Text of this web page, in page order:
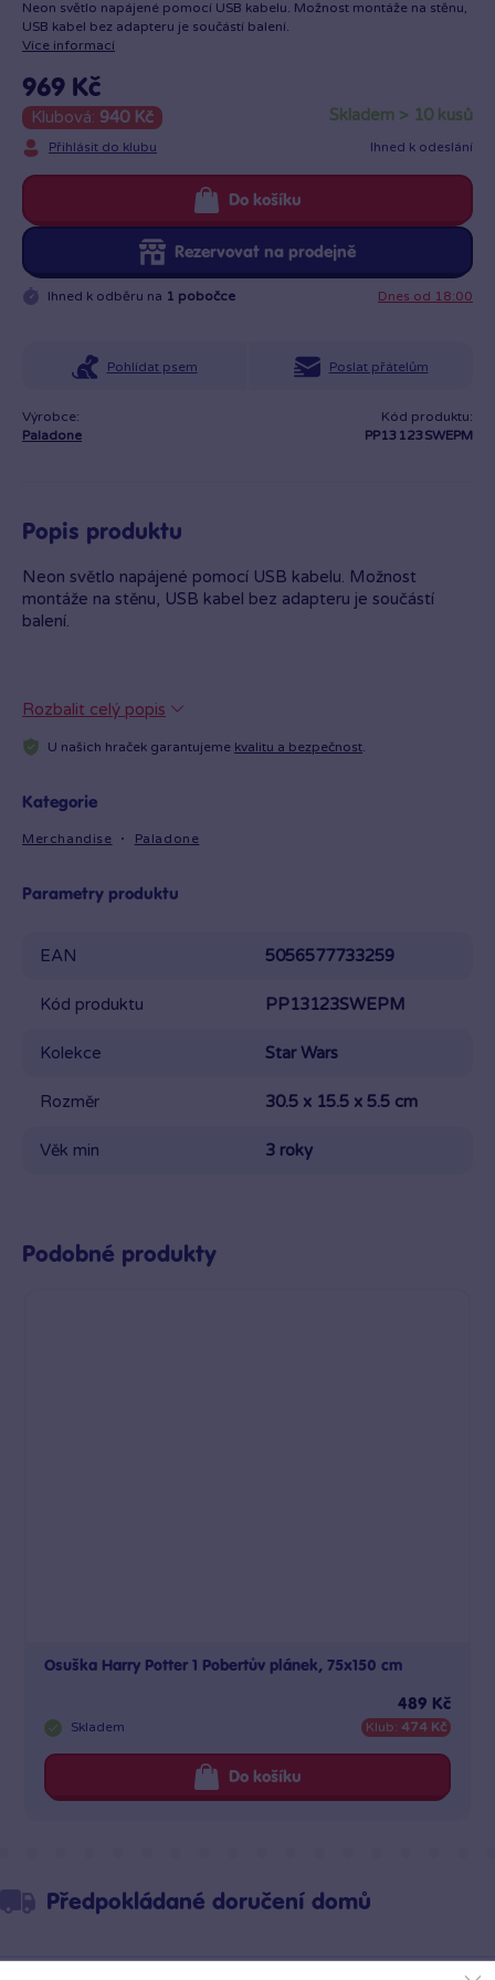
Neon světlo napájené pomocí USB kabelu. Možnost montáže na stěnu,
USB kabel bez adapteru je součástí balení.
Více informací
969 Kč
Klubová: 940 Kč
Přihlásit do klubu
skladem > 10 kusů
Ihned k odeslání
Rezervovat na prodejně
Do košíku
Ihned k odběru na 1 pobočce Dnes od 18:00
Pohlídat psem Poslat přátelům
Výrobce:
Paladone
Kód produktu:
PP13123SWEPM
Popis produktu
Neon světlo napájené pomocí USB kabelu. Možnost
montáže na stěnu, USB kabel bez adapteru je součástí
balení.
Rozbalit celý popis
U našich hraček garantujeme kvalitu a bezpečnost.
Kategorie
Merchandise Paladone
Parametry produktu
EAN 5056577733259
Kód produktu PP13123SWEPM
Kolekce Star Wars
Rozměr 30.5 x 15.5 x 5.5 cm
Věk min 3 roky
Podobné produkty
Osuška Harry Potter 1 Pobertův plánek, 75x150 cm
Skladem
489 Kč
Klub: 474 Kč
Do košíku
Předpokládané doručení domů